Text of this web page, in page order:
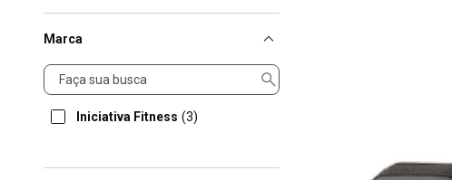
Marca
Marca
Iniciativa Fitness (3)